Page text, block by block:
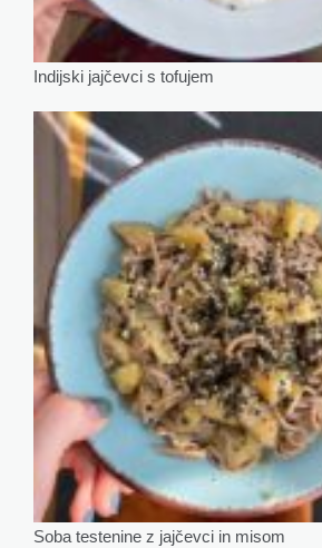
Indijski jajčevci s tofujem
Soba testenine z jajčevci in misom